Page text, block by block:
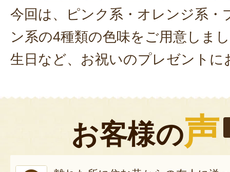
今回は、ピンク系・オレンジ系・
ン系の4種類の色味をご用意しま
生日など、お祝いのプレゼントに
お客様の声